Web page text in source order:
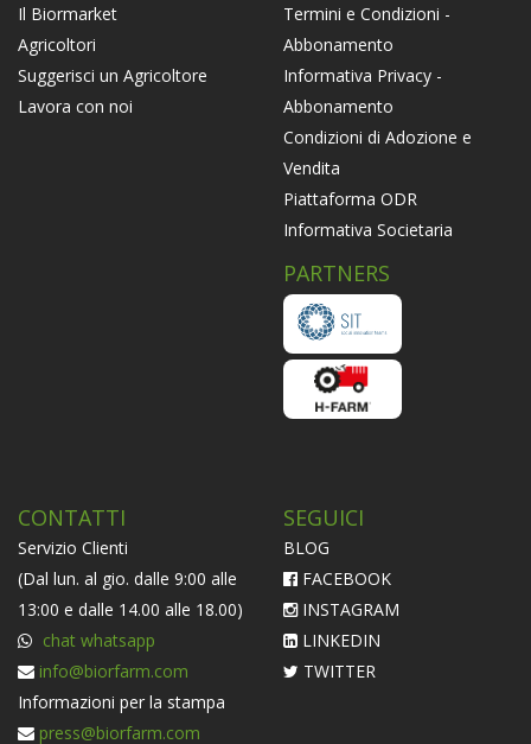
Il Biormarket
Agricoltori
Suggerisci un Agricoltore
Lavora con noi
Termini e Condizioni -
Abbonamento
Informativa Privacy -
Abbonamento
Condizioni di Adozione e
Vendita
Piattaforma ODR
Informativa Societaria
PARTNERS
CONTATTI
Servizio Clienti
(Dal lun. al gio. dalle 9:00 alle
13:00 e dalle 14.00 alle 18.00)
chat whatsapp
info@biorfarm.com
Informazioni per la stampa
press@biorfarm.com
SEGUICI
BLOG
FACEBOOK
INSTAGRAM
LINKEDIN
TWITTER